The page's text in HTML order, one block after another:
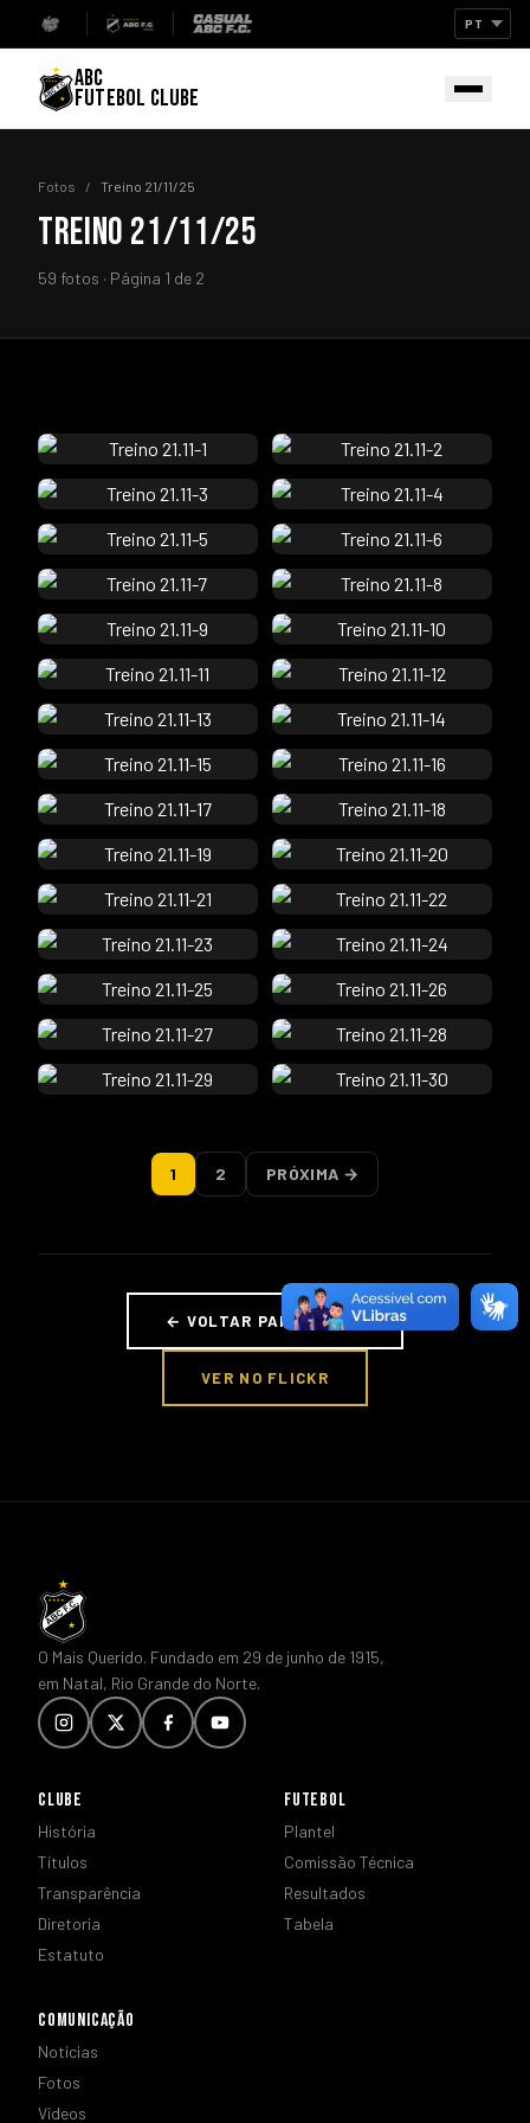
ABC
FUTEBOL CLUBE
Fotos / Treino 21/11/25
TREINO 21/11/25
59 fotos · Página 1 de 2
1 2 PRÓXIMA →
← VOLTAR PARA FOTOS
VER NO FLICKR
O Mais Querido. Fundado em 29 de junho de 1915,
em Natal, Rio Grande do Norte.
CLUBE
História
Títulos
Transparência
Diretoria
Estatuto
FUTEBOL
Plantel
Comissão Técnica
Resultados
Tabela
COMUNICAÇÃO
Notícias
Fotos
Vídeos